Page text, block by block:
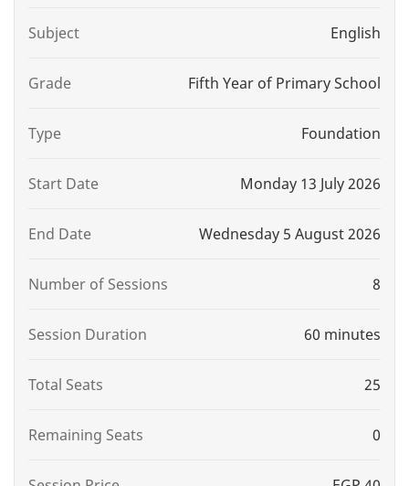
Subject English
Grade Fifth Year of Primary School
Type Foundation
Start Date Monday 13 July 2026
End Date Wednesday 5 August 2026
Number of Sessions 8
Session Duration 60 minutes
Total Seats 25
Remaining Seats 0